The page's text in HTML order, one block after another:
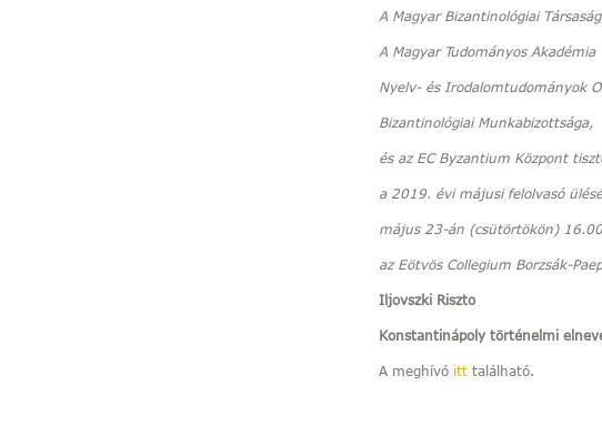
A Magyar Bizantinológiai
A Magyar Tudományos Akadémia
Nyelv- és Irodalomtudományok
Bizantinológiai Munkabizottsága,
és az EC Byzantium Központ
a 2019. évi májusi felolvasó
május 23-án (csütörtökön)
az Eötvös Collegium Borzsák-
Iljovszki Riszto
Konstantinápoly történelmi
A meghívó itttalálható.